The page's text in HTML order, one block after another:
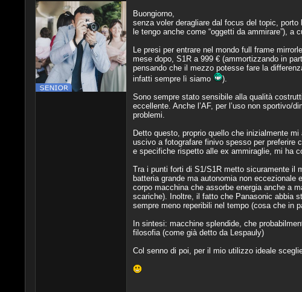
Buongiorno,
senza voler deragliare dal focus del topic,
le tengo anche come “oggetti da ammirare”), a
Le presi per entrare nel mondo full frame
mese dopo, S1R a 999 € (ammortizzando in
pensando che il mezzo potesse fare la
infatti sempre lì siamo
).
Sono sempre stato sensibile alla qualità
eccellente. Anche l’AF, per l’uso non sportivo/
problemi.
Detto questo, proprio quello che inizialmente
uscivo a fotografare finivo spesso per preferire
e specifiche rispetto alle ex ammiraglie, mi ha
Tra i punti forti di S1/S1R metto sicuramente il
batteria grande ma autonomia non eccezionale
corpo macchina che assorbe energia anche a
scariche). Inoltre, il fatto che Panasonic abbia
sempre meno reperibili nel tempo (cosa che in
In sintesi: macchine splendide, che
filosofia (come già detto da Lespauly)
Col senno di poi, per il mio utilizzo ideale